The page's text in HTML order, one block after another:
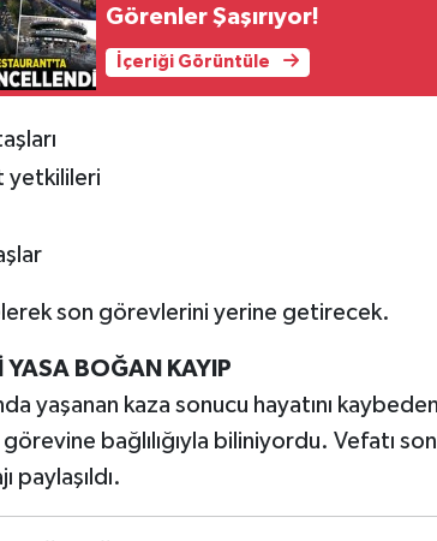
Görenler Şaşırıyor!
İçeriği Görüntüle
yetkilileri
son görevlerini yerine getirecek.
YASA BOĞAN KAYIP
yaşanan kaza sonucu hayatını
bağlılığıyla biliniyordu. Vefatı
paylaşıldı.